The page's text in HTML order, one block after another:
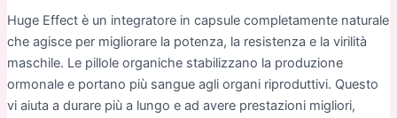
Huge Effect è un integratore in capsule completamente naturale
che agisce per migliorare la potenza, la resistenza e la virilità
maschile. Le pillole organiche stabilizzano la produzione
ormonale e portano più sangue agli organi riproduttivi. Questo
vi aiuta a durare più a lungo e ad avere prestazioni migliori,